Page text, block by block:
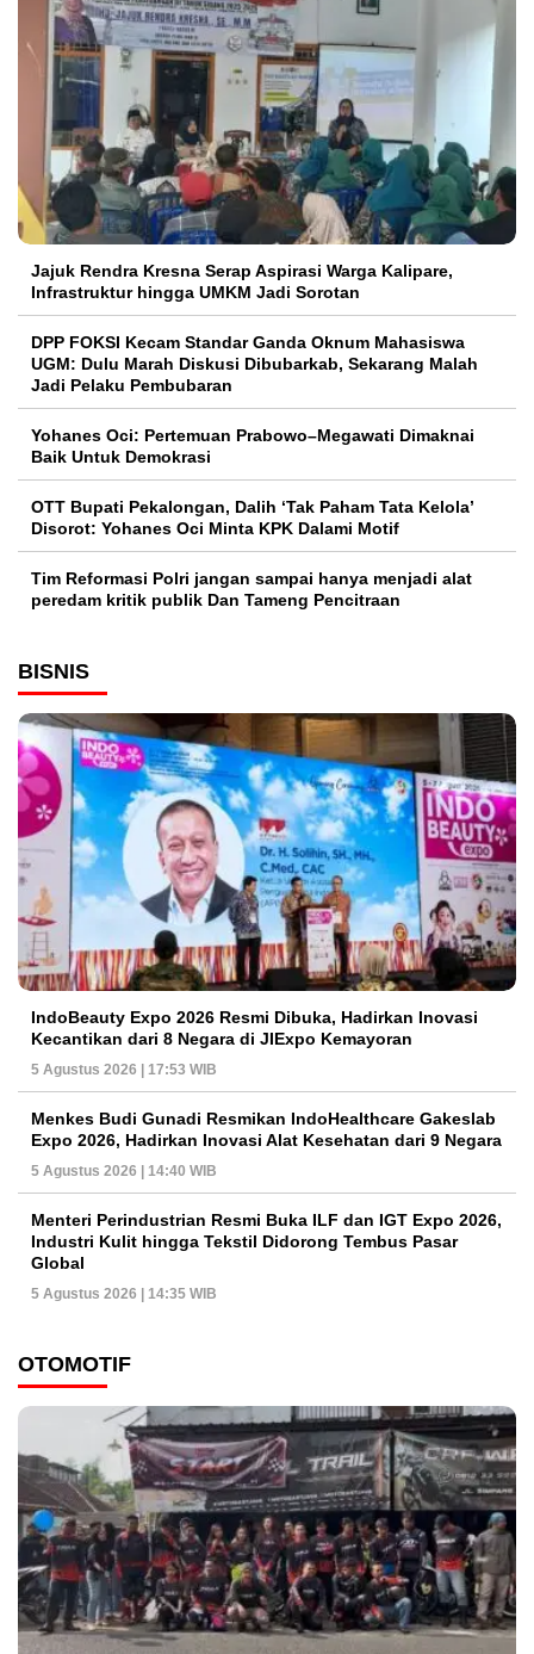
Jajuk Rendra Kresna Serap Aspirasi Warga Kalipare,
Infrastruktur hingga UMKM Jadi Sorotan
DPP FOKSI Kecam Standar Ganda Oknum Mahasiswa
UGM: Dulu Marah Diskusi Dibubarkab, Sekarang Malah
Jadi Pelaku Pembubaran
Yohanes Oci: Pertemuan Prabowo–Megawati Dimaknai
Baik Untuk Demokrasi
OTT Bupati Pekalongan, Dalih ‘Tak Paham Tata Kelola’
Disorot: Yohanes Oci Minta KPK Dalami Motif
Tim Reformasi Polri jangan sampai hanya menjadi alat
peredam kritik publik Dan Tameng Pencitraan
BISNIS
IndoBeauty Expo 2026 Resmi Dibuka, Hadirkan Inovasi
Kecantikan dari 8 Negara di JIExpo Kemayoran
5 Agustus 2026 | 17:53 WIB
Menkes Budi Gunadi Resmikan IndoHealthcare Gakeslab
Expo 2026, Hadirkan Inovasi Alat Kesehatan dari 9 Negara
5 Agustus 2026 | 14:40 WIB
Menteri Perindustrian Resmi Buka ILF dan IGT Expo 2026,
Industri Kulit hingga Tekstil Didorong Tembus Pasar
Global
5 Agustus 2026 | 14:35 WIB
OTOMOTIF